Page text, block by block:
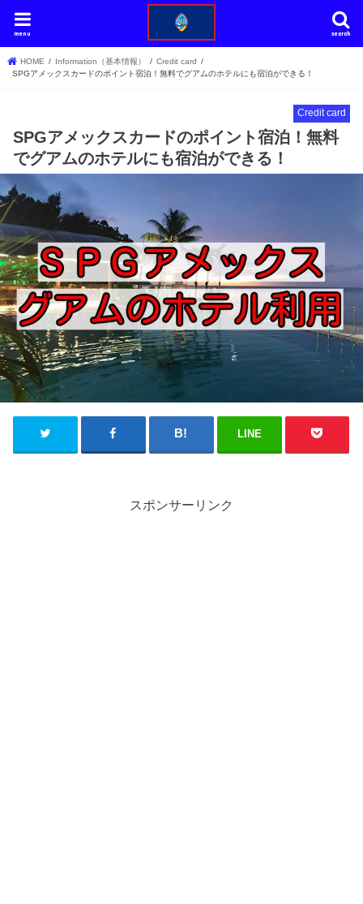
search
menu
HOME Information（基本情報）
Credit card
SPGアメックスカードのポイント宿泊！無料でグアムのホテルにも宿泊ができる！
Credit card
SPGアメックスカードのポイント宿泊！無料
でグアムのホテルにも宿泊ができる！
LINE
スポンサーリンク